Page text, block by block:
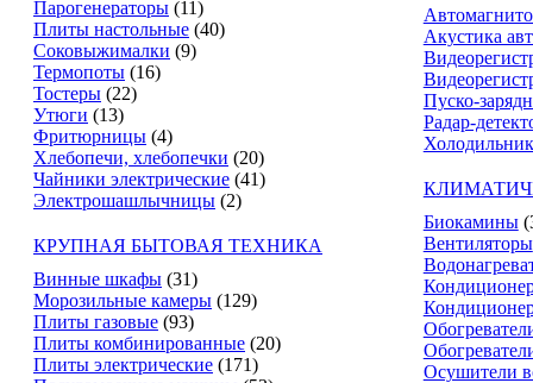
Парогенераторы (11)
Плиты настольные (40)
Соковыжималки (9)
Термопоты (16)
Тостеры (22)
Утюги (13)
Фритюрницы (4)
Хлебопечи, хлебопечки (20)
Чайники электрические (41)
Электрошашлычницы (2)
КРУПНАЯ БЫТОВАЯ ТЕХНИКА
Винные шкафы (31)
Морозильные камеры (129)
Плиты газовые (93)
Плиты комбинированные (20)
Плиты электрические (171)
Акустика
Пуско-
Радар-
Биокамины
Вентиляторы
Осушители